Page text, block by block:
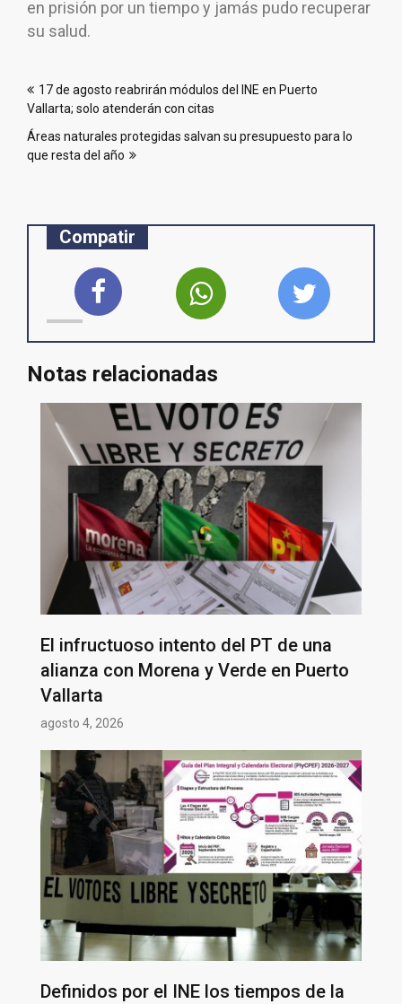
en prisión por un tiempo y jamás pudo recuperar
su salud.
de
entradas
17 de agosto reabrirán módulos del INE en Puerto
Vallarta; solo atenderán con citas
Áreas naturales protegidas salvan su presupuesto para lo
que resta del año
Compatir
Notas relacionadas
El infructuoso intento del PT de una
alianza con Morena y Verde en Puerto
Vallarta
agosto 4, 2026
Definidos por el INE los tiempos de la